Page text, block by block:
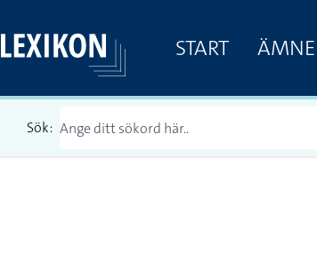
START ÄMNE
Sök: